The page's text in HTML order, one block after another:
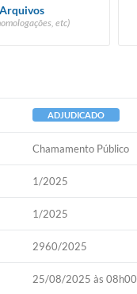
Arquivos
etc)
ADJUDICADO
Chamamento Público
1/2025
1/2025
2960/2025
25/08/2025 às 08h00